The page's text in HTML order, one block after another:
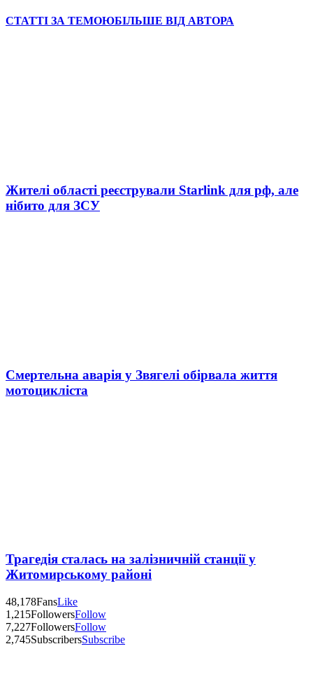
СТАТТІ ЗА ТЕМОЮБІЛЬШЕ ВІД АВТОРА
Жителі області реєстрували Starlink для рф, але
нібито для ЗСУ
Смертельна аварія у Звягелі обірвала життя
мотоцикліста
Трагедія сталась на залізничній станції у
Житомирському районі
48,178FansLike
1,215FollowersFollow
7,227FollowersFollow
2,745SubscribersSubscribe